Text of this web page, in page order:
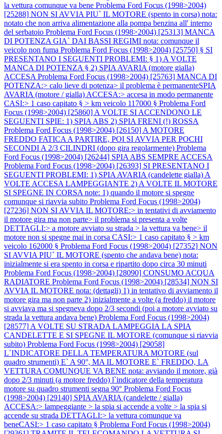
la vettura comunque va bene Problema Ford Focus (1998>2004)
[25288] NON SI AVVIA PIU` IL MOTORE (spento in corsa) nota:
notato che non arriva alimentazione alla pompa benzina all' interno
del serbatoio Problema Ford Focus (1998>2004) [25313] MANCA
DI POTENZA GIA` DAI BASSI REGIMI nota: comunque il
veicolo non fuma Problema Ford Focus (1998>2004) [25750] § SI
PRESENTANO I SEGUENTI PROBLEMI: § 1) A VOLTE
MANCA DI POTENZA § 2) SPIA AVARIA (motore gialla)
ACCESA Problema Ford Focus (1998>2004) [25763] MANCA DI
POTENZA:> calo lieve di potenza> il problema è permanenteSPIA
AVARIA (motore / gialla) ACCESA:> accesa in modo permanente
CASI:> 1 caso capitato § > km veicolo 117000 § Problema Ford
Focus (1998>2004) [25860] A VOLTE SI ACCENDONO LE
SEGUENTI SPIE: 1) SPIA ABS 2) SPIA FRENI (!) ROSSA
Problema Ford Focus (1998>2004) [26150] A MOTORE
FREDDO FATICA A PARTIRE, POI SI AVVIA PER POCHI
SECONDI A 2/3 CILINDRI (dopo gira regolarmente) Problema
Ford Focus (1998>2004) [26244] SPIA ABS SEMPRE ACCESA
Problema Ford Focus (1998>2004) [26393] SI PRESENTANO I
SEGUENTI PROBLEMI: 1) SPIA AVARIA (candelette gialla) A
VOLTE ACCESA LAMPEGGIANTE 2) A VOLTE IL MOTORE
SI SPEGNE IN CORSA note: 1) quando il motore si spegne
comunque si riavvia subito Problema Ford Focus (1998>2004)
[27236] NON SI AVVIA IL MOTORE:> in tentativi di avviamento
il motore gira ma non parte> il problema si presenta a volte
DETTAGLI:> a motore avviato su strada > la vettura va bene> il
motore non si spegne mai in corsa CASI:> 1 caso capitato § > km
veicolo 162000 § Problema Ford Focus (1998>2004) [27352] NON
SI AVVIA PIU` IL MOTORE (spento che andava bene) nota:
inizialmente si era spento in corsa e ripartito dopo circa 30 minuti
Problema Ford Focus (1998>2004) [28090] CONSUMO ACQUA
RADIATORE Problema Ford Focus (1998>2004) [28534] NON SI
AVVIA IL MOTORE nota: (dettagli) 1) in tentativo di avviamento il
motore gira ma non parte 2) inizialmente a volte (a freddo) il motore
si avviava ma si spegneva dopo 2/3 secondi (poi a motore avviato su
strada la vettura andava bene) Problema Ford Focus (1998>2004)
[28577] A VOLTE SU STRADA LAMPEGGIA LA SPIA
CANDELETTE E SI SPEGNE IL MOTORE (comunque si riavvia
subito) Problema Ford Focus (1998>2004) [29058]
L`INDICATORE DELLA TEMPERATURA MOTORE (sul
quadro strumenti) E` A 90°, MA IL MOTORE E` FREDDO, LA
VETTURA COMUNQUE VA BENE nota: avviando il motore, già
dopo 2/3 minuti (a motore freddo) l`indicatore della temperatura
motore su quadro strumenti segna 90° Problema Ford Focus
(1998>2004) [29140] SPIA AVARIA (candelette / gialla)
ACCESA:> lampeggiante > la spia si accende a volte > la spia si
accende su strada DETTAGLI:> la vettura comunque va
beneCASI:> 1 caso capitato § Problema Ford Focus (1998>2004)